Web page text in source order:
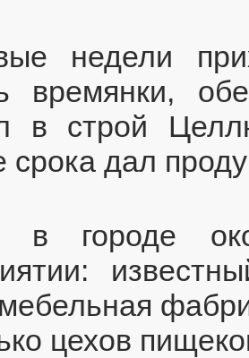
недели
времянки,
в строй
срока дал
в городе
цехов